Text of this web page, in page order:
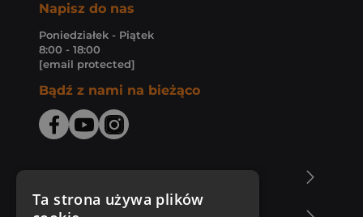
Napisz do nas
Poniedziałek - Piątek
8:00 - 18:00
[email protected]
Bądź z nami na bieżąco
Ta strona używa plików